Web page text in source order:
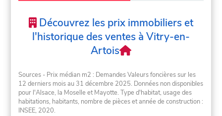
Découvrez les prix immobiliers et
l'historique des ventes à Vitry-en-
Artois
Sources - Prix médian m2 : Demandes Valeurs foncières sur les
12 derniers mois au 31 décembre 2025. Données non disponibles
pour l'Alsace, la Moselle et Mayotte. Type d'habitat, usage des
habitations, habitants, nombre de pièces et année de construction :
INSEE, 2020.